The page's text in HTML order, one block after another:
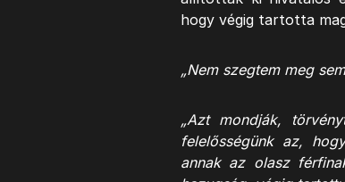
hogy végig tartotta
„Nem szegtem meg
„Azt mondják,
felelősségünk az,
annak az olasz